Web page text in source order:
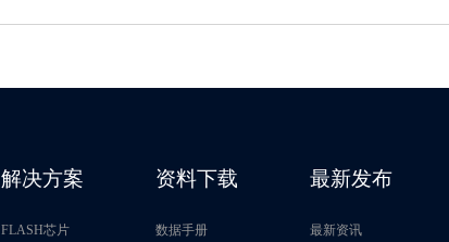
解决方案
FLASH芯片
资料下载
数据手册
最新发布
最新资讯